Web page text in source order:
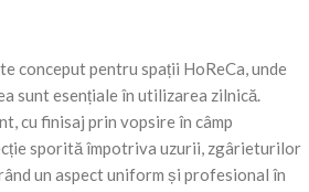
conceput pentru spații HoReCa, unde
sunt esențiale în utilizarea zilnică.
cu finisaj prin vopsire în câmp
sporită împotriva uzurii, zgârieturilor
un aspect uniform și profesional în